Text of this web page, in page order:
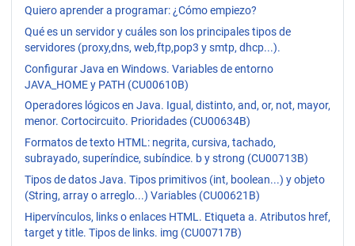
Quiero aprender a programar: ¿Cómo empiezo?
Qué es un servidor y cuáles son los principales tipos de
servidores (proxy,dns, web,ftp,pop3 y smtp, dhcp...).
Configurar Java en Windows. Variables de entorno
JAVA_HOME y PATH (CU00610B)
Operadores lógicos en Java. Igual, distinto, and, or, not, mayor,
menor. Cortocircuito. Prioridades (CU00634B)
Formatos de texto HTML: negrita, cursiva, tachado,
subrayado, superíndice, subíndice. b y strong (CU00713B)
Tipos de datos Java. Tipos primitivos (int, boolean...) y objeto
(String, array o arreglo...) Variables (CU00621B)
Hipervínculos, links o enlaces HTML. Etiqueta a. Atributos href,
target y title. Tipos de links. img (CU00717B)